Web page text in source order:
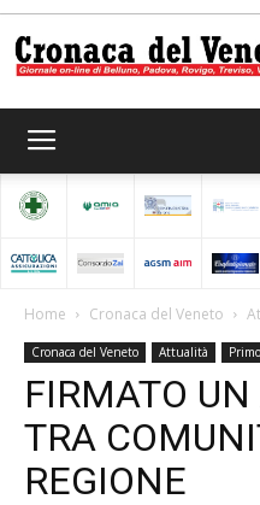
Home Cronaca del Veneto
Cronaca del Veneto Attualità
FIRMATO UN
TRA
REGIONE